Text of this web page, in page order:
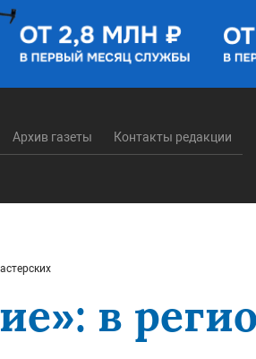
Архив газеты Контакты редакции
в